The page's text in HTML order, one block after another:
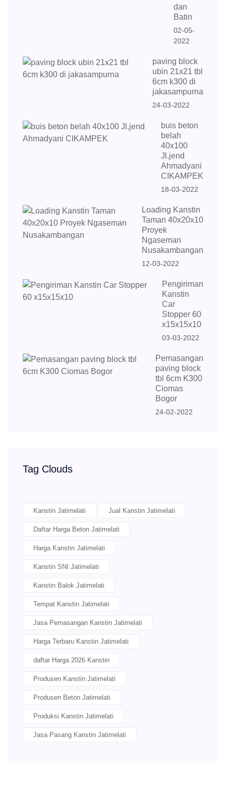
dan
Batin
02-05-
2022
paving block
ubin 21x21 tbl
6cm k300 di
jakasampurna
24-03-2022
buis beton
belah
40x100
Jl.jend
Ahmadyani
CIKAMPEK
18-03-2022
Loading Kanstin
Taman 40x20x10
Proyek
Ngaseman
Nusakambangan
12-03-2022
Pengiriman
Kanstin
Car
Stopper 60
x15x15x10
03-03-2022
Pemasangan
paving block
tbl 6cm K300
Ciomas
Bogor
24-02-2022
Tag Clouds
Kanstin Jatimelati Jual Kanstin Jatimelati
Daftar Harga Beton Jatimelati
Harga Kanstin Jatimelati
Kanstin SNI Jatimelati
Kanstin Balok Jatimelati
Tempat Kanstin Jatimelati
Jasa Pemasangan Kanstin Jatimelati
Harga Terbaru Kanstin Jatimelati
daftar Harga 2026 Kanstin
Produsen Kanstin Jatimelati
Produsen Beton Jatimelati
Produksi Kanstin Jatimelati
Jasa Pasang Kanstin Jatimelati